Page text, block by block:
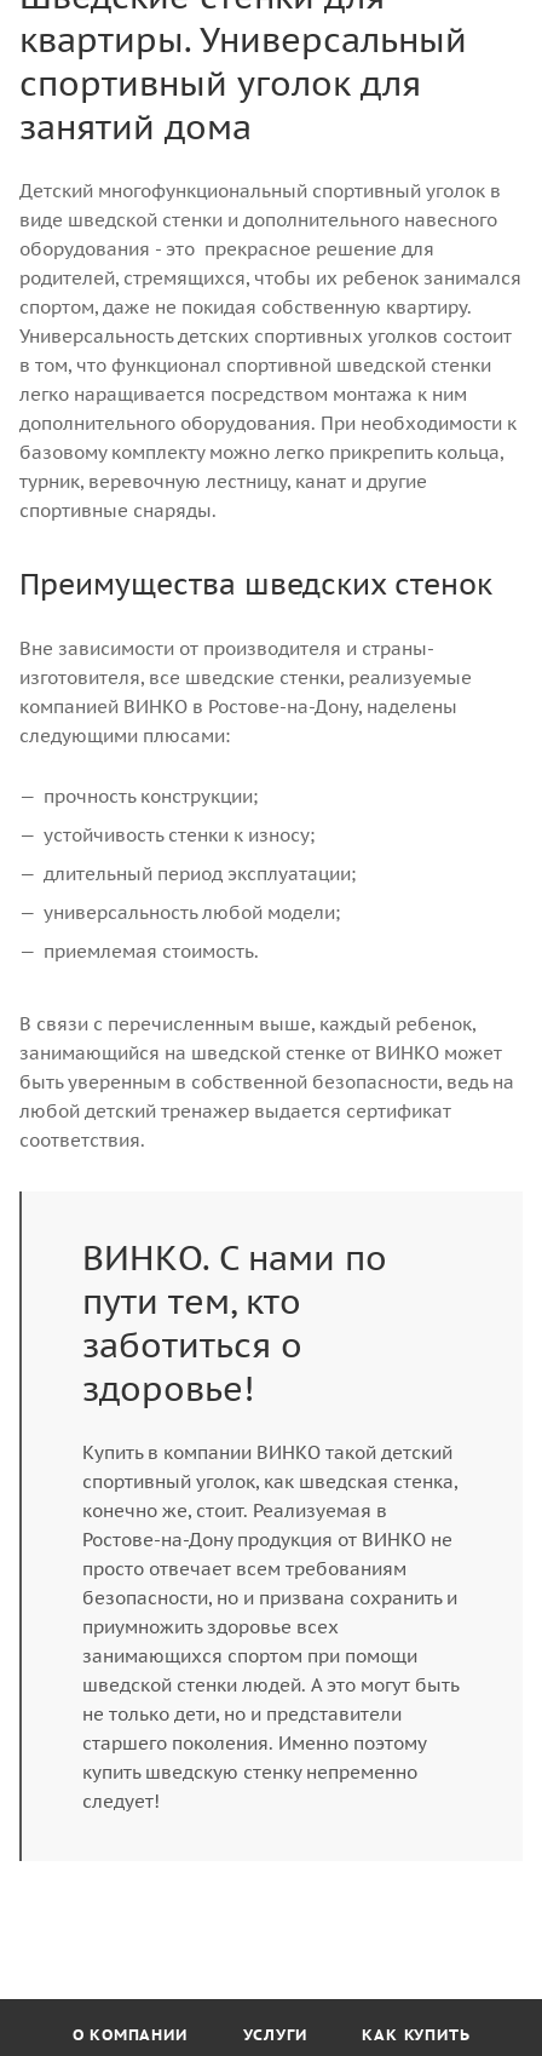
квартиры. Универсальный
спортивный уголок для
занятий дома
Детский многофункциональный спортивный уголок в
виде шведской стенки и дополнительного навесного
оборудования - это прекрасное решение для
родителей, стремящихся, чтобы их ребенок занимался
спортом, даже не покидая собственную квартиру.
Универсальность детских спортивных уголков состоит
в том, что функционал спортивной шведской стенки
легко наращивается посредством монтажа к ним
дополнительного оборудования. При необходимости к
базовому комплекту можно легко прикрепить кольца,
турник, веревочную лестницу, канат и другие
спортивные снаряды.
Преимущества шведских стенок
Вне зависимости от производителя и страны-
изготовителя, все шведские стенки, реализуемые
компанией ВИНКО в Ростове-на-Дону, наделены
следующими плюсами:
прочность конструкции;
устойчивость стенки к износу;
длительный период эксплуатации;
универсальность любой модели;
приемлемая стоимость.
В связи с перечисленным выше, каждый ребенок,
занимающийся на шведской стенке от ВИНКО может
быть уверенным в собственной безопасности, ведь на
любой детский тренажер выдается сертификат
соответствия.
ВИНКО. С нами по
пути тем, кто
заботиться о
здоровье!
Купить в компании ВИНКО такой детский
спортивный уголок, как шведская стенка,
конечно же, стоит. Реализуемая в
Ростове-на-Дону продукция от ВИНКО не
просто отвечает всем требованиям
безопасности, но и призвана сохранить и
приумножить здоровье всех
занимающихся спортом при помощи
шведской стенки людей. А это могут быть
не только дети, но и представители
старшего поколения. Именно поэтому
купить шведскую стенку непременно
следует!
О КОМПАНИИ УСЛУГИ КАК КУПИТЬ